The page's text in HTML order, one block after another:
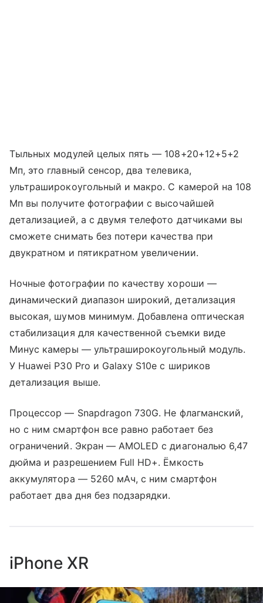
Тыльных модулей целых пять — 108+20+12+5+2
Мп, это главный сенсор, два телевика,
ультраширокоугольный и макро. С камерой на 108
Мп вы получите фотографии с высочайшей
детализацией, а с двумя телефото датчиками вы
сможете снимать без потери качества при
двукратном и пятикратном увеличении.
Ночные фотографии по качеству хороши —
динамический диапазон широкий, детализация
высокая, шумов минимум. Добавлена оптическая
стабилизация для качественной съемки виде
Минус камеры — ультраширокоугольный модуль.
У Huawei P30 Pro и Galaxy S10e с шириков
детализация выше.
Процессор — Snapdragon 730G. Не флагманский,
но с ним смартфон все равно работает без
ограничений. Экран — AMOLED с диагональю 6,47
дюйма и разрешением Full HD+. Ёмкость
аккумулятора — 5260 мАч, с ним смартфон
работает два дня без подзарядки.
iPhone XR